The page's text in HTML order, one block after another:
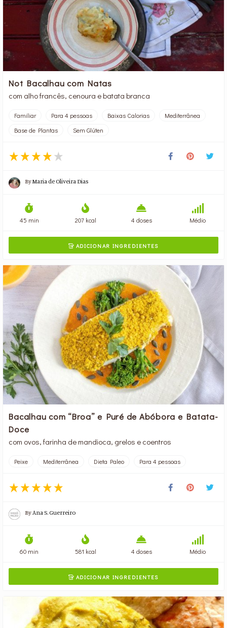
Not Bacalhau com Natas
com alho francês, cenoura e batata branca
Familiar Para 4 pessoas Baixas Calorias
Mediterrânea
Base de Plantas
Sem Glúten
ByMaria de Oliveira Dias
45 min 207 kcal 4 doses Médio
ADICIONAR INGREDIENTES
Bacalhau com “Broa” e Puré de Abóbora e Batata-
Doce
com ovos, farinha de mandioca, grelos e coentros
Peixe Mediterrânea Dieta Paleo Para 4 pessoas
ByAna S. Guerreiro
60 min 581 kcal 4 doses Médio
ADICIONAR INGREDIENTES